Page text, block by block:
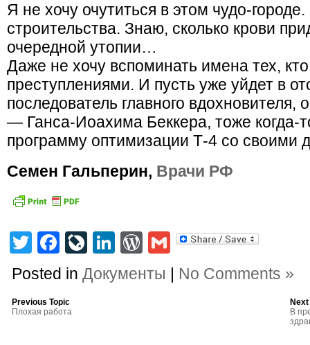
Я не хочу очутиться в этом чудо-
строительства. Знаю, сколько крови
очередной утопии…
Даже не хочу вспоминать имена тех,
преступлениями. И пусть уже уйдет в
последователь главного
— Ганса-Иоахима Беккера, тоже когда-
программу оптимизации Т-4 со своими
Семен Гальперин, Врачи РФ
TwitterFacebook
LiveJournal
LinkedIn
WordPress
Gmail
Posted inДокументы | No Comments »
Previous Topic
Плохая работа
В